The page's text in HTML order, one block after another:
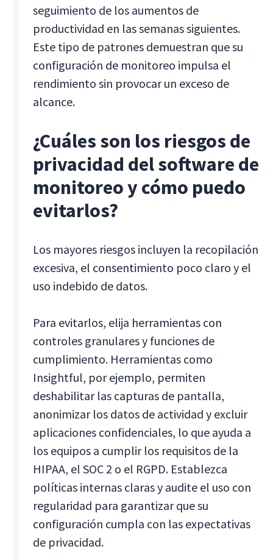
seguimiento de los aumentos de
productividad en las semanas siguientes.
Este tipo de patrones demuestran que su
configuración de monitoreo impulsa el
rendimiento sin provocar un exceso de
alcance.
¿Cuáles son los riesgos de
privacidad del software de
monitoreo y cómo puedo
evitarlos?
Los mayores riesgos incluyen la recopilación
excesiva, el consentimiento poco claro y el
uso indebido de datos.
Para evitarlos, elija herramientas con
controles granulares y funciones de
cumplimiento. Herramientas como
Insightful, por ejemplo, permiten
deshabilitar las capturas de pantalla,
anonimizar los datos de actividad y excluir
aplicaciones confidenciales, lo que ayuda a
los equipos a cumplir los requisitos de la
HIPAA, el SOC 2 o el RGPD. Establezca
políticas internas claras y audite el uso con
regularidad para garantizar que su
configuración cumpla con las expectativas
de privacidad.